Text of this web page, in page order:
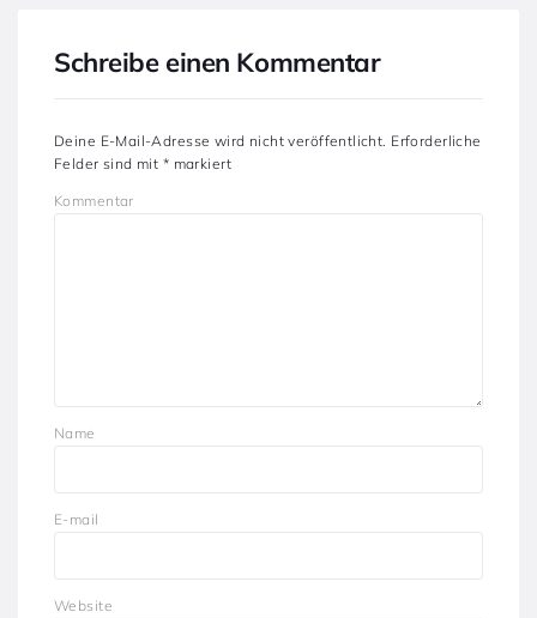
Schreibe einen Kommentar
Deine E-Mail-Adresse wird nicht veröffentlicht. Erforderliche
Felder sind mit * markiert
Kommentar
Name
E-mail
Website